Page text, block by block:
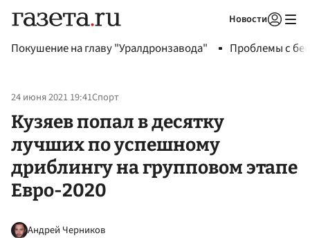
Новости
Покушение на главу "Уралдронзавода" Проблемы с
24 июня 2021 19:41Спорт
Кузяев попал в десятку
лучших по успешному
дриблингу на групповом этапе
Евро-2020
Андрей Черников